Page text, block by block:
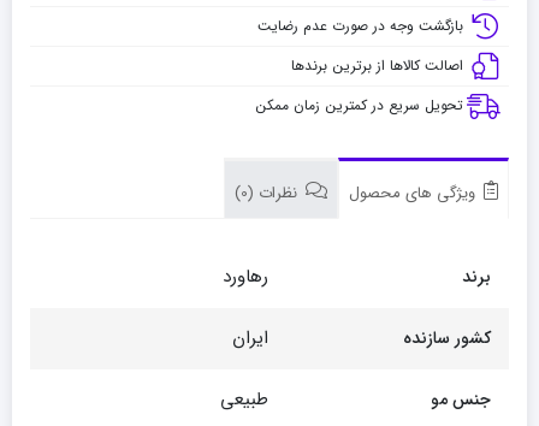
بازگشت وجه در صورت عدم رضایت
اصالت کالاها از برترین برندها
تحویل سریع در کمترین زمان ممکن
ویژگی های محصول نظرات (0)
برند رهاورد
کشور سازنده ایران
جنس مو طبیعی